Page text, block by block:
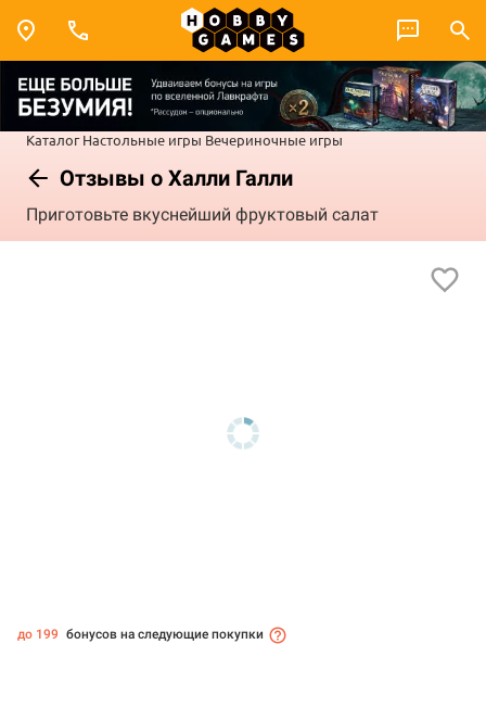
Каталог Настольные игры Вечериночные игры
Отзывы о Халли Галли
Приготовьте вкуснейший фруктовый салат
до 199 бонусов на следующие покупки